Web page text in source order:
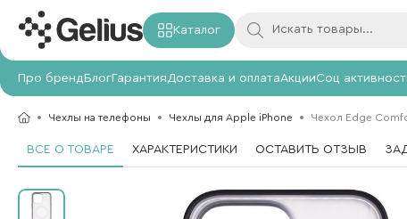
Каталог
Про брендБлогГарантия Доставка и оплатаАкцииСоц
Чехлы на телефоны Чехлы для Apple iPhone Чехол Edge
ВСЕ О ТОВАРЕ ХАРАКТЕРИСТИКИ ОСТАВИТЬ ОТЗЫВ